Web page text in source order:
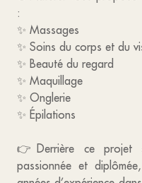
:
✨ Massages
✨ Soins du corps et du
✨ Beauté du regard
✨ Maquillage
✨ Onglerie
✨ Épilations
👉Derrière ce projet
passionnée et